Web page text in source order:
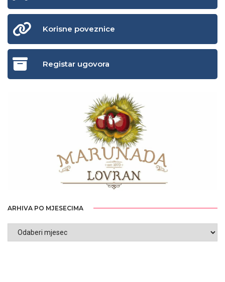
Korisne poveznice
Registar ugovora
ARHIVA PO MJESECIMA
ARHIVA
PO